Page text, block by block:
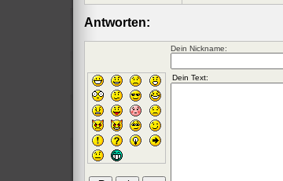
Antworten:
Dein Nickname: